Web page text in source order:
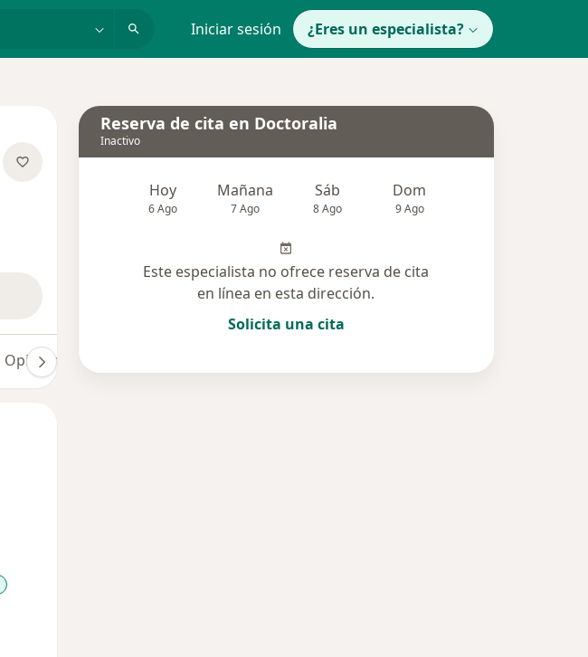
Iniciar sesión ¿Eres un especialista?
Opiniones
Reserva de cita en Doctoralia
Inactivo
Hoy
6 Ago
Mañana
7 Ago
Sáb
8 Ago
Dom
9 Ago
Este especialista no ofrece reserva de cita
en línea en esta dirección.
Solicita una cita